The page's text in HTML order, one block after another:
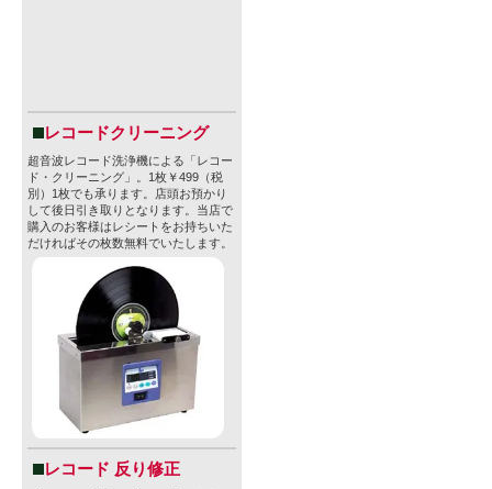
レコードクリーニング
超音波レコード洗浄機による「レコー
ド・クリーニング」。1枚￥499（税
別）1枚でも承ります。店頭お預かり
して後日引き取りとなります。当店で
購入のお客様はレシートをお持ちいた
だければその枚数無料でいたします。
レコード 反り修正